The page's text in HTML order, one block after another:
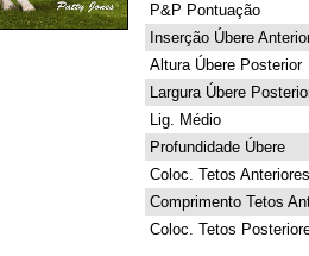
P&P Pontuação
Inserção Úbere
Altura Úbere Posterior
Largura Úbere
Lig. Médio
Profundidade Úbere
Coloc. Tetos Anteriores
Comprimento Tetos
Coloc. Tetos